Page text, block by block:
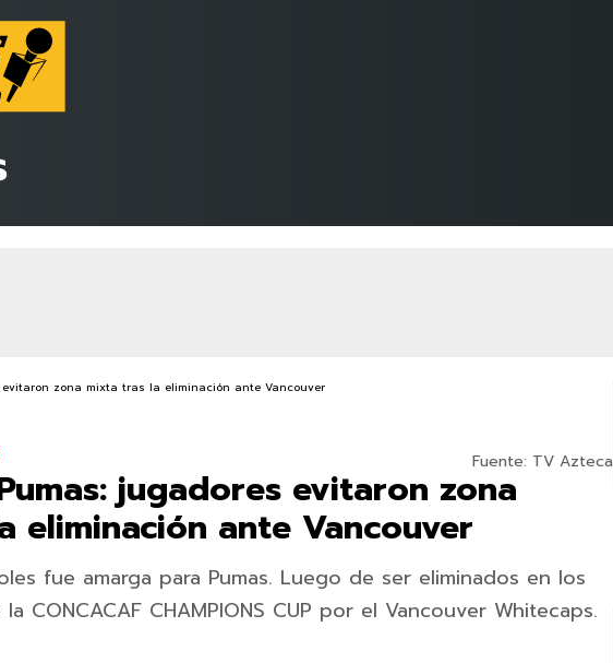
Fuente: TV Azteca
jugadores evitaron zona
eliminación ante Vancouver
fue amarga para Pumas. Luego de ser eliminados en los
CONCACAF CHAMPIONS CUP por el Vancouver Whitecaps.